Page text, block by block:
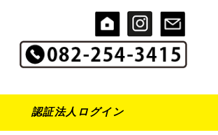
認証法人ログイン